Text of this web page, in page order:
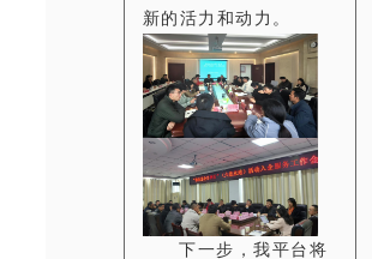
新的活力和动力。
下一步，我平台将